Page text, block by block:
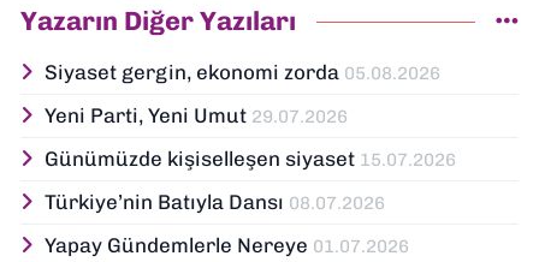
Yazarın Diğer Yazıları
Siyaset gergin, ekonomi zorda 05.08.2026
Yeni Parti, Yeni Umut 29.07.2026
Günümüzde kişiselleşen siyaset 15.07.2026
Türkiye’nin Batıyla Dansı 08.07.2026
Yapay Gündemlerle Nereye 01.07.2026